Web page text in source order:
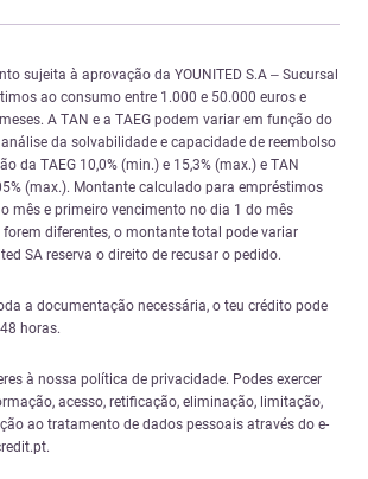
sujeita à aprovação da YOUNITED S.A – Sucursal
ao consumo entre 1.000 e 50.000 euros e
A TAN e a TAEG podem variar em função do
da solvabilidade e capacidade de reembolso
da TAEG 10,0% (min.) e 15,3% (max.) e TAN
(max.). Montante calculado para empréstimos
mês e primeiro vencimento no dia 1 do mês
diferentes, o montante total pode variar
SA reserva o direito de recusar o pedido.
a documentação necessária, o teu crédito pode
horas.
à nossa política de privacidade. Podes exercer
acesso, retificação, eliminação, limitação,
ao tratamento de dados pessoais através do e-